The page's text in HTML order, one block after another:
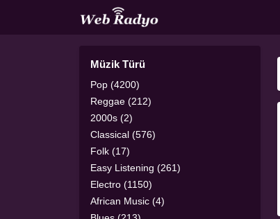
Müzik Türü
Pop (4200)
Reggae (212)
2000s (2)
Classical (576)
Folk (17)
Easy Listening (261)
Electro (1150)
African Music (4)